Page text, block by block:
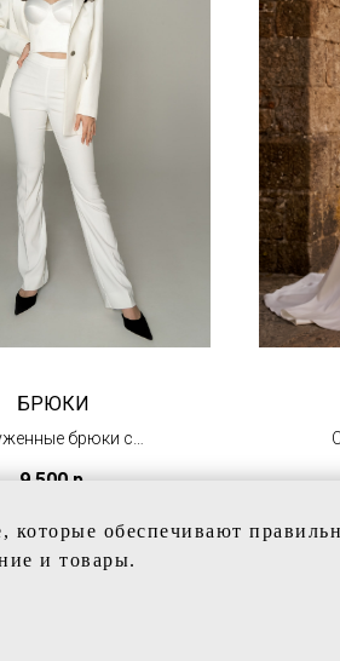
БРЮКИ
брюки с
9 500 р.
которые обеспечивают
и товары.